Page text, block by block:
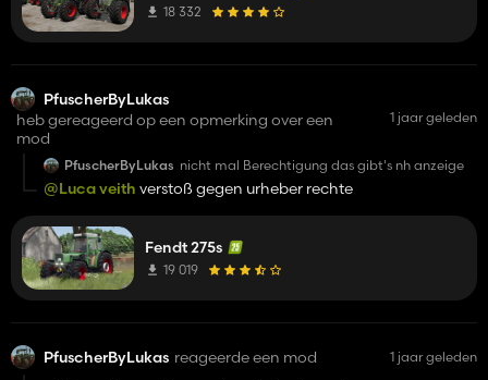
18 332
PfuscherByLukas
heb gereageerd op een opmerking over een
mod
1 jaar geleden
PfuscherByLukas nicht mal Berechtigung das gibt's nh anzeige
@Luca veith verstoß gegen urheber rechte
Fendt 275s
19 019
PfuscherByLukas reageerde een mod 1 jaar geleden